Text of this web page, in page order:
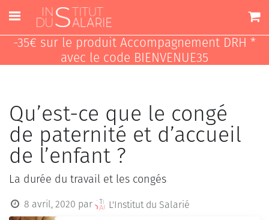
-35€ sur le produit Accompagnement DRH *
avec le code BIENVENUE35
Qu’est-ce que le congé
de paternité et d’accueil
de l’enfant ?
La durée du travail et les congés
8 avril, 2020 par L'Institut du Salarié